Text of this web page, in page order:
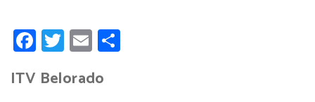
Facebook
Twitter
Email
ITV Belorado